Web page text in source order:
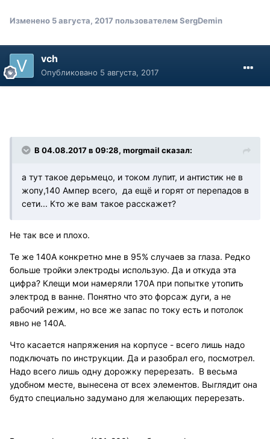
Изменено 5 августа, 2017 пользователем SergDemin
vch
Опубликовано 5 августа, 2017
В 04.08.2017 в 09:28, morgmail сказал:
а тут такое дерьмецо, и током лупит, и антистик не в
жопу,140 Ампер всего, да ещё и горят от перепадов в
сети... Кто же вам такое расскажет?
Не так все и плохо.
Те же 140А конкретно мне в 95% случаев за глаза. Редко
больше тройки электроды использую. Да и откуда эта
цифра? Клещи мои намеряли 170А при попытке утопить
электрод в ванне. Понятно что это форсаж дуги, а не
рабочий режим, но все же запас по току есть и потолок
явно не 140А.
Что касается напряжения на корпусе - всего лишь надо
подключать по инструкции. Да и разобрал его, посмотрел.
Надо всего лишь одну дорожку перерезать. В весьма
удобном месте, вынесена от всех элементов. Выглядит она
будто специально задумано для желающих перерезать.